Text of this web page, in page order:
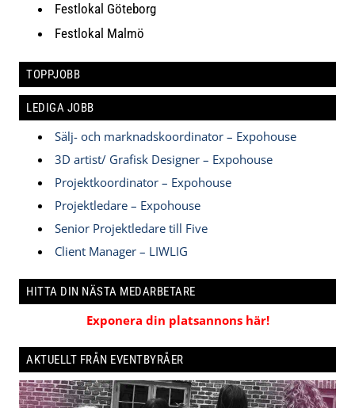
Festlokal Göteborg
Festlokal Malmö
TOPPJOBB
LEDIGA JOBB
Sälj- och marknadskoordinator – Expohouse
3D artist/ Grafisk Designer – Expohouse
Projektkoordinator – Expohouse
Projektledare – Expohouse
Senior Projektledare till Five
Client Manager – LIWLIG
HITTA DIN NÄSTA MEDARBETARE
Exponera din platsannons här!
AKTUELLT FRÅN EVENTBYRÅER